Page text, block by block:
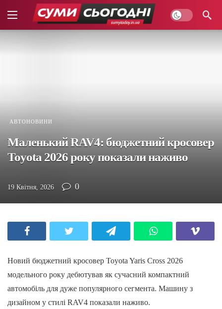
АВТОНОВИНИ
Маленький RAV4: бюджетний кросовер
Toyota 2026 року показали наживо
19 Квітня, 2026 0
Новий бюджетний кросовер Toyota Yaris Cross 2026
модельного року дебютував як сучасний компактний
автомобіль для дуже популярного сегмента. Машину з
дизайном у стилі RAV4 показали наживо.